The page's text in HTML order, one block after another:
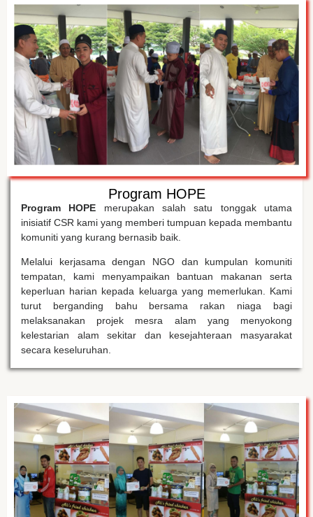
Program HOPE
Program HOPE merupakan salah satu tonggak utama
inisiatif CSR kami yang memberi tumpuan kepada membantu
komuniti yang kurang bernasib baik.
Melalui kerjasama dengan NGO dan kumpulan komuniti
tempatan, kami menyampaikan bantuan makanan serta
keperluan harian kepada keluarga yang memerlukan. Kami
turut berganding bahu bersama rakan niaga bagi
melaksanakan projek mesra alam yang menyokong
kelestarian alam sekitar dan kesejahteraan masyarakat
secara keseluruhan.